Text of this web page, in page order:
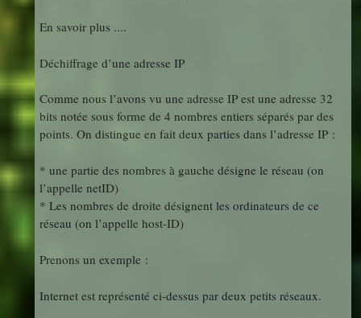
En savoir plus ....
Déchiffrage d’une adresse IP
Comme nous l’avons vu une adresse IP est une adresse 32
bits notée sous forme de 4 nombres entiers séparés par des
points. On distingue en fait deux parties dans l’adresse IP :
* une partie des nombres à gauche désigne le réseau (on
l’appelle netID)
* Les nombres de droite désignent les ordinateurs de ce
réseau (on l’appelle host-ID)
Prenons un exemple :
Internet est représenté ci-dessus par deux petits réseaux.